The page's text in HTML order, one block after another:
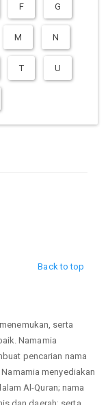
F G
M N
T U
Back to top
serta
Namamia
pencarian nama
menyediakan
Al-Quran; nama